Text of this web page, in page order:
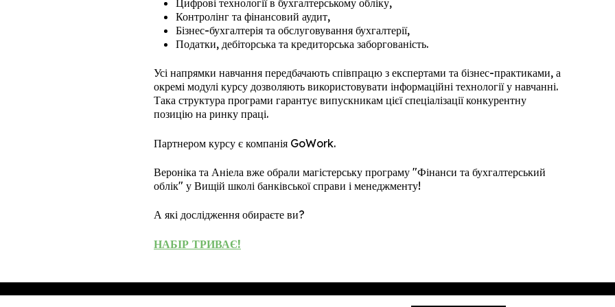
Контролінг та фінансовий аудит,
Бізнес-бухгалтерія та обслуговування бухгалтерії,
Податки, дебіторська та кредиторська заборгованість.
Усі напрямки навчання передбачають співпрацю з експертами та бізнес-практиками, а
окремі модулі курсу дозволяють використовувати інформаційні технології у навчанні.
Така структура програми гарантує випускникам цієї спеціалізації конкурентну
позицію на ринку праці.
Партнером курсу є компанія GoWork.
Вероніка та Аніела вже обрали магістерську програму "Фінанси та бухгалтерський
облік" у Вищій школі банківської справи і менеджменту!
А які дослідження обираєте ви?
НАБІР ТРИВАЄ!